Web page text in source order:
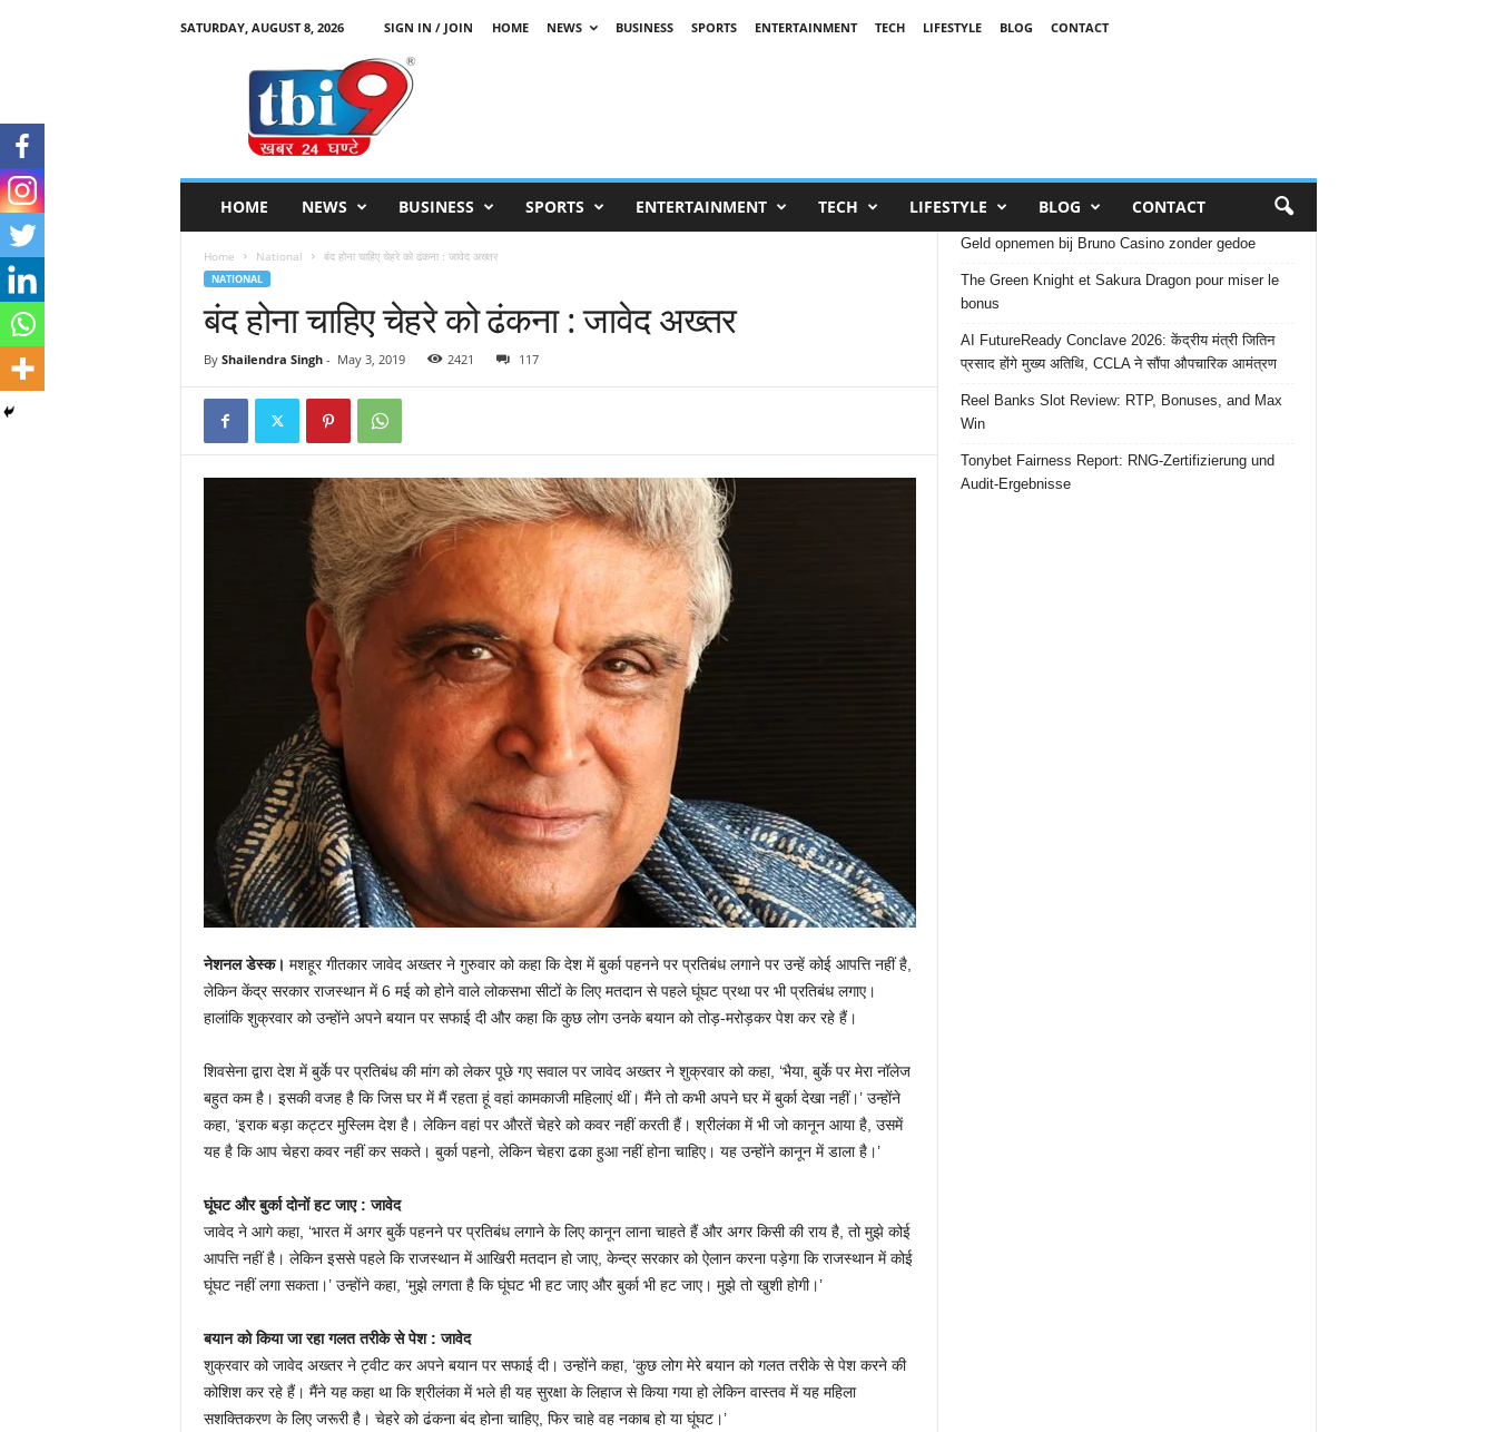
SATURDAY, AUGUST 8, 2026 SIGN IN / JOIN HOME NEWS BUSINESS SPORTS ENTERTAINMENT TECH LIFESTYLE BLOG
CONTACT
HOME NEWS BUSINESS SPORTS ENTERTAINMENT TECH LIFESTYLE BLOG CONTACT
Home National बंद होना चाहिए चेहरे को ढंकना : जावेद अख्तर
NATIONAL
बंद होना चाहिए चेहरे को ढंकना : जावेद अख्तर
By Shailendra Singh- May 3, 2019 2421 117
नेशनल डेस्क। मशहूर गीतकार जावेद अख्तर ने गुरुवार को कहा कि देश में बुर्का पहनने पर प्रतिबंध लगाने पर उन्हें कोई आपत्ति नहीं है,
लेकिन केंद्र सरकार राजस्थान में 6 मई को होने वाले लोकसभा सीटों के लिए मतदान से पहले घूंघट प्रथा पर भी प्रतिबंध लगाए।
हालांकि शुक्रवार को उन्होंने अपने बयान पर सफाई दी और कहा कि कुछ लोग उनके बयान को तोड़-मरोड़कर पेश कर रहे हैं।
शिवसेना द्वारा देश में बुर्के पर प्रतिबंध की मांग को लेकर पूछे गए सवाल पर जावेद अख्तर ने शुक्रवार को कहा, ‘भैया, बुर्के पर मेरा नॉलेज
बहुत कम है। इसकी वजह है कि जिस घर में मैं रहता हूं वहां कामकाजी महिलाएं थीं। मैंने तो कभी अपने घर में बुर्का देखा नहीं।’ उन्होंने
कहा, ‘इराक बड़ा कट्टर मुस्लिम देश है। लेकिन वहां पर औरतें चेहरे को कवर नहीं करती हैं। श्रीलंका में भी जो कानून आया है, उसमें
यह है कि आप चेहरा कवर नहीं कर सकते। बुर्का पहनो, लेकिन चेहरा ढका हुआ नहीं होना चाहिए। यह उन्होंने कानून में डाला है।’
घूंघट और बुर्का दोनों हट जाए : जावेद
जावेद ने आगे कहा, ‘भारत में अगर बुर्के पहनने पर प्रतिबंध लगाने के लिए कानून लाना चाहते हैं और अगर किसी की राय है, तो मुझे कोई
आपत्ति नहीं है। लेकिन इससे पहले कि राजस्थान में आखिरी मतदान हो जाए, केन्द्र सरकार को ऐलान करना पड़ेगा कि राजस्थान में कोई
घूंघट नहीं लगा सकता।’ उन्होंने कहा, ‘मुझे लगता है कि घूंघट भी हट जाए और बुर्का भी हट जाए। मुझे तो खुशी होगी।’
बयान को किया जा रहा गलत तरीके से पेश : जावेद
शुक्रवार को जावेद अख्तर ने ट्वीट कर अपने बयान पर सफाई दी। उन्होंने कहा, ‘कुछ लोग मेरे बयान को गलत तरीके से पेश करने की
कोशिश कर रहे हैं। मैंने यह कहा था कि श्रीलंका में भले ही यह सुरक्षा के लिहाज से किया गया हो लेकिन वास्तव में यह महिला
सशक्तिकरण के लिए जरूरी है। चेहरे को ढंकना बंद होना चाहिए, फिर चाहे वह नकाब हो या घूंघट।’
Geld opnemen bij Bruno Casino zonder gedoe
The Green Knight et Sakura Dragon pour miser le
bonus
AI FutureReady Conclave 2026: केंद्रीय मंत्री जितिन
प्रसाद होंगे मुख्य अतिथि, CCLA ने सौंपा औपचारिक आमंत्रण
Reel Banks Slot Review: RTP, Bonuses, and Max
Win
Tonybet Fairness Report: RNG-Zertifizierung und
Audit-Ergebnisse